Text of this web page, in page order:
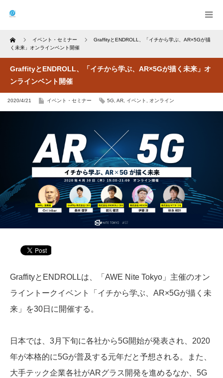
Home イベント・セミナー
GraffityとENDROLL、「イチから学ぶ、AR×5Gが描
く未来」オンラインベント開催
GraffityとENDROLL、「イチから学ぶ、AR×5Gが描く未来」オ
ンラインベント開催
2020/4/21 イベント・セミナー 5G AR イベント オンライン
GraffityとENDROLLは、「AWE Nite Tokyo」主催のオン
ライントークイベント「イチから学ぶ、AR×5Gが描く未
来」を30日に開催する。
日本では、3月下旬に各社から5G開始が発表され、2020
年が本格的に5Gが普及する元年だと予想される。また、
大手テック企業各社がARグラス開発を進めるなか、5G